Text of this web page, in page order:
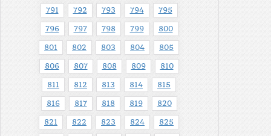
791 792 793 794 795
796 797 798 799 800
801 802 803 804 805
806 807 808 809 810
811 812 813 814 815
816 817 818 819 820
821 822 823 824 825